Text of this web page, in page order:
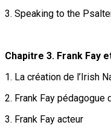
3. Speaking to the
Chapitre 3. Frank Fay
1. La création de l’Irish
2. Frank Fay pédagogue
3. Frank Fay acteur